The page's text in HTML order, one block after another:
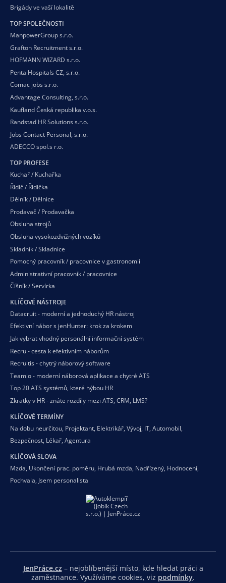
Brigády ve vaší lokalitě
TOP SPOLEČNOSTI
ManpowerGroup s.r.o.
Grafton Recruitment s.r.o.
HOFMANN WIZARD s.r.o.
Penta Hospitals CZ, s.r.o.
Comac jobs s.r.o.
Advantage Consulting, s.r.o.
Kaufland Česká republika v.o.s.
Randstad HR Solutions s.r.o.
Jobs Contact Personal, s.r.o.
ADECCO spol.s r.o.
TOP PROFESE
Kuchař / Kuchařka
Řidič / Řidička
Dělník / Dělnice
Prodavač / Prodavačka
Obsluha strojů
Obsluha vysokozdvižných vozíků
Skladník / Skladnice
Pomocný pracovník / pracovnice v gastronomii
Administrativní pracovník / pracovnice
Číšník / Servírka
KLÍČOVÉ NÁSTROJE
Datacruit - moderní a jednoduchý HR nástroj
Efektivní nábor s jenHunter: krok za krokem
Jak vybrat vhodný personální informační systém
Recru - cesta k efektivním náborům
Recruitis - chytrý náborový software
Teamio - moderní náborová aplikace a chytré ATS
Top 20 ATS systémů, které hýbou HR
Zkratky v HR - znáte rozdíly mezi ATS, CRM, LMS?
KLÍČOVÉ TERMÍNY
Na dobu neurčitou, Projektant, Elektrikář, Vývoj, IT, Automobil,
Bezpečnost, Lékař, Agentura
KLÍČOVÁ SLOVA
Mzda, Ukončení prac. poměru, Hrubá mzda, Nadřízený, Hodnocení,
Pochvala, Jsem personalista
JenPráce.cz– nejoblíbenější místo, kde hledat práci a
zaměstnance. Využíváme cookies, viz podmínky.